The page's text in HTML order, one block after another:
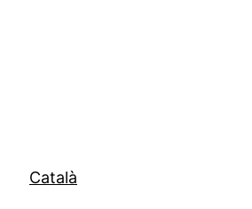
Català